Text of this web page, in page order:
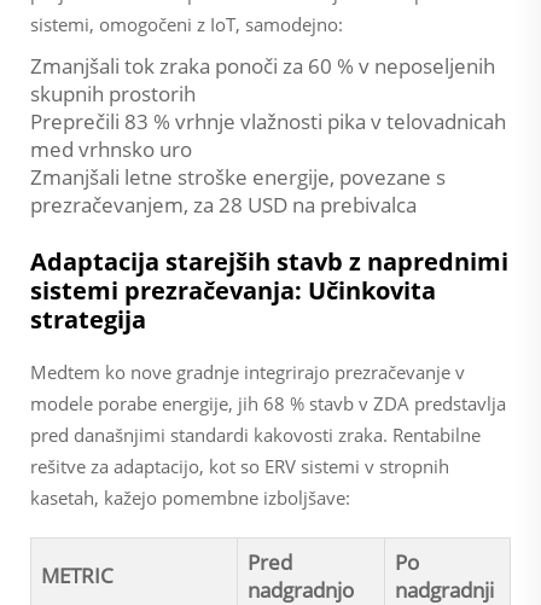
sistemi, omogočeni z IoT, samodejno:
Zmanjšali tok zraka ponoči za 60 % v neposeljenih
skupnih prostorih
Preprečili 83 % vrhnje vlažnosti pika v telovadnicah
med vrhnsko uro
Zmanjšali letne stroške energije, povezane s
prezračevanjem, za 28 USD na prebivalca
Adaptacija starejših stavb z naprednimi
sistemi prezračevanja: Učinkovita
strategija
Medtem ko nove gradnje integrirajo prezračevanje v
modele porabe energije, jih 68 % stavb v ZDA predstavlja
pred današnjimi standardi kakovosti zraka. Rentabilne
rešitve za adaptacijo, kot so ERV sistemi v stropnih
kasetah, kažejo pomembne izboljšave:
METRIC
Pred
nadgradnjo
Po
nadgradnji